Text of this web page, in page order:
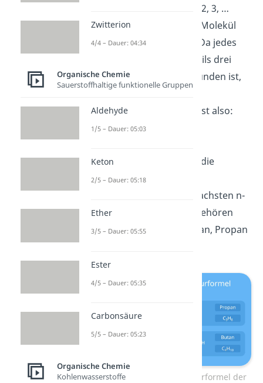
Zahl wie beispielsweise 1, 2, 3, …
Angenommen, das Alkan-Molekül
hat2 Kohlenstoffatome
. Da jedes
Kohlenstoffatom mit jeweils drei
Wasserstoffatomen verbunden ist,
gibt es insgesamt
Wasserstoffatome
. Du hast also:
Nach diesem Prinzip sind die
Summenformeln
der einfachsten n-
Alkane aufgebaut. Dazu gehören
zum BeispielMethan,
Ethan, Propan
Summenformel und Strukturformel der
Zwitterion
4/4 – Dauer: 04:34
Organische Chemie
Sauerstoffhaltige funktionelle Gruppen
Aldehyde
1/5 – Dauer: 05:03
Keton
2/5 – Dauer: 05:18
Ether
3/5 – Dauer: 05:55
Ester
4/5 – Dauer: 05:35
Carbonsäure
5/5 – Dauer: 05:23
Organische Chemie
Kohlenwasserstoffe